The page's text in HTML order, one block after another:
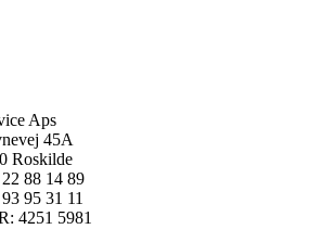
Aps
45A
Roskilde
88 14 89
95 31 11
4251 5981